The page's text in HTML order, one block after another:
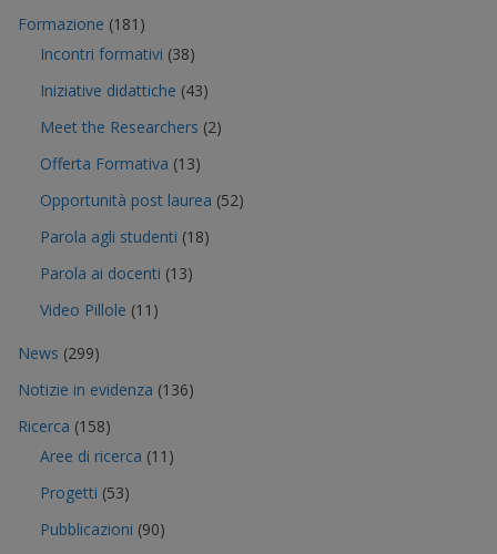
Formazione (181)
Incontri formativi (38)
Iniziative didattiche (43)
Meet the Researchers (2)
Offerta Formativa (13)
Opportunità post laurea (52)
Parola agli studenti (18)
Parola ai docenti (13)
Video Pillole (11)
News (299)
Notizie in evidenza (136)
Ricerca (158)
Aree di ricerca (11)
Progetti (53)
Pubblicazioni (90)